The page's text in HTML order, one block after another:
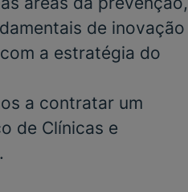
de inovação
a estratégia do
a contratar um
de Clínicas e
.